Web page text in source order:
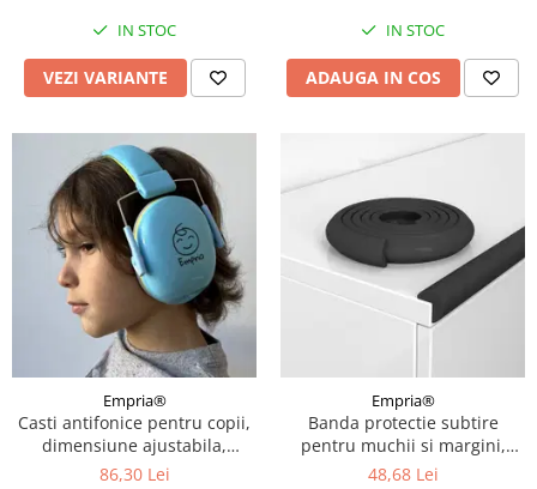
IN STOC
VEZI VARIANTE
IN STOC
ADAUGA IN COS
Empria®
Casti antifonice pentru copii,
dimensiune ajustabila,
Empria, Diverse culori
86,30 Lei
Empria®
Banda protectie subtire
pentru muchii si margini,
2.3x0.9x200 cm, Diverse culori
48,68 Lei